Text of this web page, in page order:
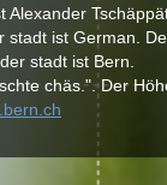
ist German.
stadt ist Bern.
chäs.". Der